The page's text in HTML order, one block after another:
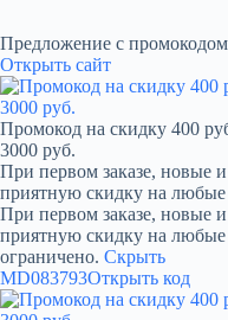
Предложение с промокодом
Открыть сайт
Промокод на скидку 400
3000 руб.
При первом заказе, новые
приятную скидку на
При первом заказе, новые
приятную скидку на
ограничено. Скрыть
MD083793Открыть код